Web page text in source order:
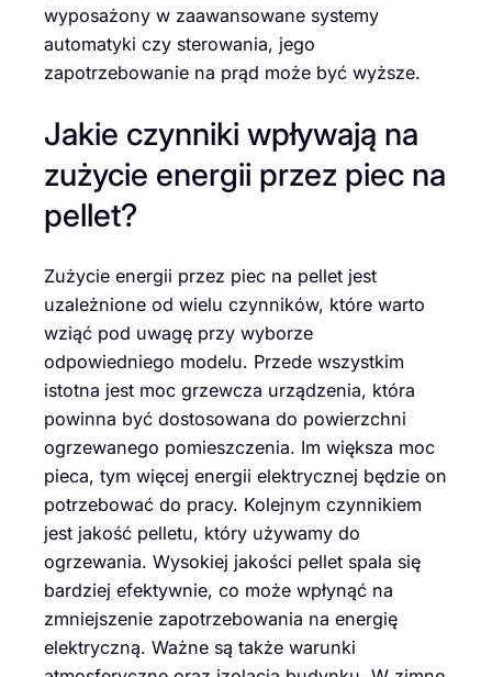
wyposażony w zaawansowane systemy
automatyki czy sterowania, jego
zapotrzebowanie na prąd może być wyższe.
Jakie czynniki wpływają na
zużycie energii przez piec na
pellet?
Zużycie energii przez piec na pellet jest
uzależnione od wielu czynników, które warto
wziąć pod uwagę przy wyborze
odpowiedniego modelu. Przede wszystkim
istotna jest moc grzewcza urządzenia, która
powinna być dostosowana do powierzchni
ogrzewanego pomieszczenia. Im większa moc
pieca, tym więcej energii elektrycznej będzie on
potrzebować do pracy. Kolejnym czynnikiem
jest jakość pelletu, który używamy do
ogrzewania. Wysokiej jakości pellet spala się
bardziej efektywnie, co może wpłynąć na
zmniejszenie zapotrzebowania na energię
elektryczną. Ważne są także warunki